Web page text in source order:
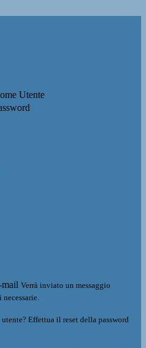
Utente
Verrà inviato un messaggio
Effettua il reset della password